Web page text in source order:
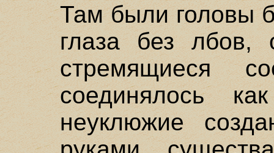
Там были головы
глаза без лбов,
стремящиеся
соединялось
неуклюжие